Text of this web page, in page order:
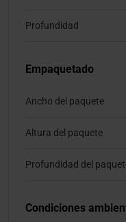
Profundidad
Empaquetado
Ancho del paquete
Altura del paquete
Profundidad del
Condiciones